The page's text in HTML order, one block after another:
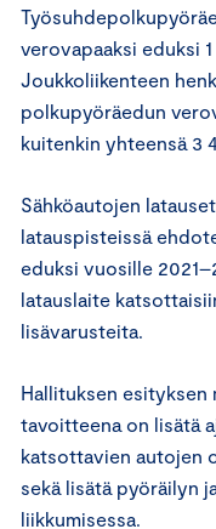
verovapaaksi eduksi
Joukkoliikenteen
polkupyöräedun
kuitenkin yhteensä 3
Sähköautojen
latauspisteissä
eduksi vuosille
latauslaite
lisävarusteita.
Hallituksen esityksen
tavoitteena on lisätä
katsottavien autojen
sekä lisätä pyöräilyn
liikkumisessa.